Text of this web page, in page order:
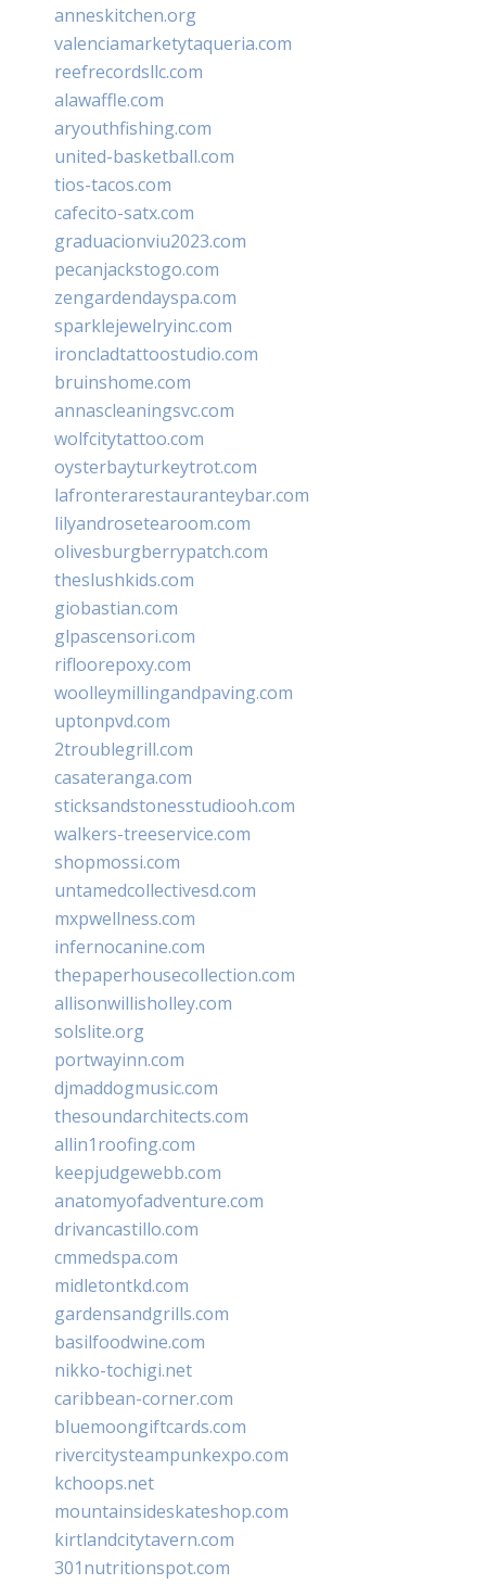
anneskitchen.org
valenciamarketytaqueria.com
reefrecordsllc.com
alawaffle.com
aryouthfishing.com
united-basketball.com
tios-tacos.com
cafecito-satx.com
graduacionviu2023.com
pecanjackstogo.com
zengardendayspa.com
sparklejewelryinc.com
ironcladtattoostudio.com
bruinshome.com
annascleaningsvc.com
wolfcitytattoo.com
oysterbayturkeytrot.com
lafronterarestauranteybar.com
lilyandrosetearoom.com
olivesburgberrypatch.com
theslushkids.com
giobastian.com
glpascensori.com
rifloorepoxy.com
woolleymillingandpaving.com
uptonpvd.com
2troublegrill.com
casateranga.com
sticksandstonesstudiooh.com
walkers-treeservice.com
shopmossi.com
untamedcollectivesd.com
mxpwellness.com
infernocanine.com
thepaperhousecollection.com
allisonwillisholley.com
solslite.org
portwayinn.com
djmaddogmusic.com
thesoundarchitects.com
allin1roofing.com
keepjudgewebb.com
anatomyofadventure.com
drivancastillo.com
cmmedspa.com
midletontkd.com
gardensandgrills.com
basilfoodwine.com
nikko-tochigi.net
caribbean-corner.com
bluemoongiftcards.com
rivercitysteampunkexpo.com
kchoops.net
mountainsideskateshop.com
kirtlandcitytavern.com
301nutritionspot.com